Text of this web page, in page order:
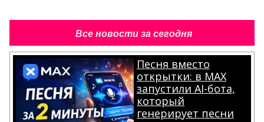
Все новости за сегодня
Песня вместо
открытки: в MAX
запустили AI-бота,
который
генерирует песни